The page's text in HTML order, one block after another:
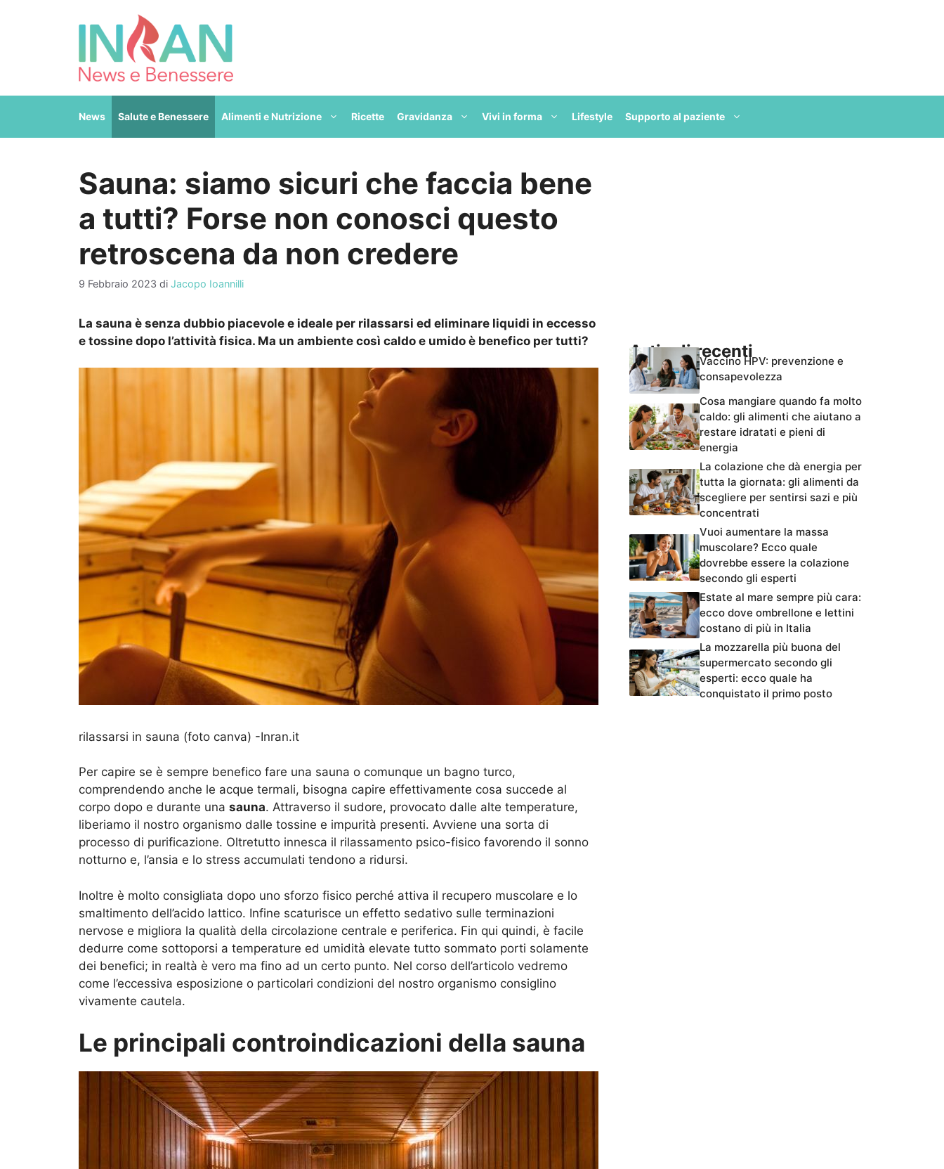
News Salute e Benessere Alimenti e Nutrizione Ricette Gravidanza Vivi in forma Lifestyle Supporto al paziente
Sauna: siamo sicuri che faccia bene
a tutti? Forse non conosci questo
retroscena da non credere
9 Febbraio 2023 di Jacopo Ioannilli
La sauna è senza dubbio piacevole e ideale per rilassarsi ed eliminare liquidi in eccesso
e tossine dopo l’attività fisica. Ma un ambiente così caldo e umido è benefico per tutti?
rilassarsi in sauna (foto canva) -Inran.it
Per capire se è sempre benefico fare una sauna o comunque un bagno turco,
comprendendo anche le acque termali, bisogna capire effettivamente cosa succede al
corpo dopo e durante una sauna. Attraverso il sudore, provocato dalle alte temperature,
liberiamo il nostro organismo dalle tossine e impurità presenti. Avviene una sorta di
processo di purificazione. Oltretutto innesca il rilassamento psico-fisico favorendo il sonno
notturno e, l’ansia e lo stress accumulati tendono a ridursi.
Inoltre è molto consigliata dopo uno sforzo fisico perché attiva il recupero muscolare e lo
smaltimento dell’acido lattico. Infine scaturisce un effetto sedativo sulle terminazioni
nervose e migliora la qualità della circolazione centrale e periferica. Fin qui quindi, è facile
dedurre come sottoporsi a temperature ed umidità elevate tutto sommato porti solamente
dei benefici; in realtà è vero ma fino ad un certo punto. Nel corso dell’articolo vedremo
come l’eccessiva esposizione o particolari condizioni del nostro organismo consiglino
vivamente cautela.
Le principali controindicazioni della sauna
Articoli recentiVaccino HPV: prevenzione e
consapevolezza
Cosa mangiare quando fa molto
caldo: gli alimenti che aiutano a
restare idratati e pieni di
energia
La colazione che dà energia per
tutta la giornata: gli alimenti da
scegliere per sentirsi sazi e più
concentrati
Vuoi aumentare la massa
muscolare? Ecco quale
dovrebbe essere la colazione
secondo gli esperti
Estate al mare sempre più cara:
ecco dove ombrellone e lettini
costano di più in Italia
La mozzarella più buona del
supermercato secondo gli
esperti: ecco quale ha
conquistato il primo posto